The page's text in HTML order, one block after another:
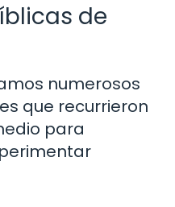
de
numerosos
que recurrieron
para